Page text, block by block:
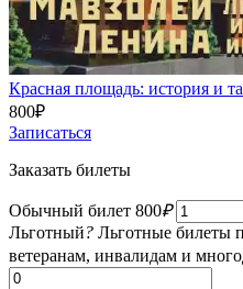
Красная площадь: история и
800₽
Записаться
Заказать билеты
Обычный билет 800₽
Льготный? Льготные билеты
ветеранам, инвалидам и